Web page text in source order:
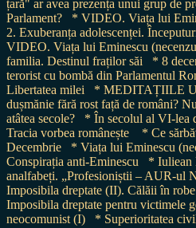
țară" ar avea prezența unui grup de
Parlament?
* VIDEO. Viața lui
2. Exuberanța adolescenței.
VIDEO. Viața lui Eminescu
familia. Destinul fraților săi
* 8
terorist cu bombă din Parlamentul
Libertatea milei
* MEDITAȚIILE
dușmănie fără rost față de români?
atâtea secole?
* În secolul al VI-lea
Tracia vorbea românește
* Ce
Decembrie
* Viața lui Eminescu
Conspirația anti-Eminescu
* Iuliean
analfabeți. „Profesioniștii – AUR-ul
Imposibila dreptate (II). Călăii în
Imposibila dreptate pentru victimele
neocomunist (I)
* Superioritatea